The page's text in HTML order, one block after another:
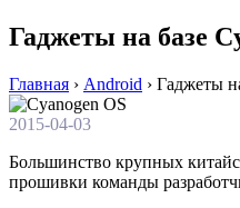
Гаджеты на базе
Главная › Android › Гаджеты
2015-04-03
Большинство крупных
прошивки команды